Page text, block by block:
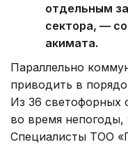
отдельным
сектора, —
акимата.
Параллельно
приводить в
Из 36 светофорных
во время непогоды,
Специалисты ТОО